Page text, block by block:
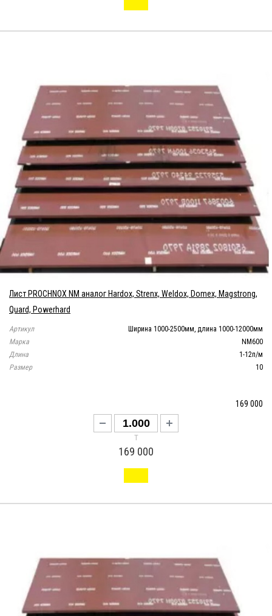
Лист PROCHNOX NM аналог Hardox, Strenx, Weldox, Domex, Magstrong,
Quard, Powerhard
Артикул
Ширина 1000-2500мм, длина 1000-12000мм
Марка
NM600
Длина
1-12п/м
Размер
10
169 000
т
169 000